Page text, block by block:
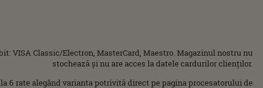
VISA Classic/Electron, MasterCard, Maestro. Magazinul nostru nu
stochează și nu are acces la datele cardurilor clienților.
6 rate alegând varianta potrivită direct pe pagina procesatorului de